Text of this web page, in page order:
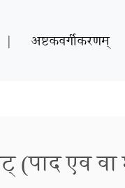
| अष्टकवर्गीकरणम्
(पाद एव वा